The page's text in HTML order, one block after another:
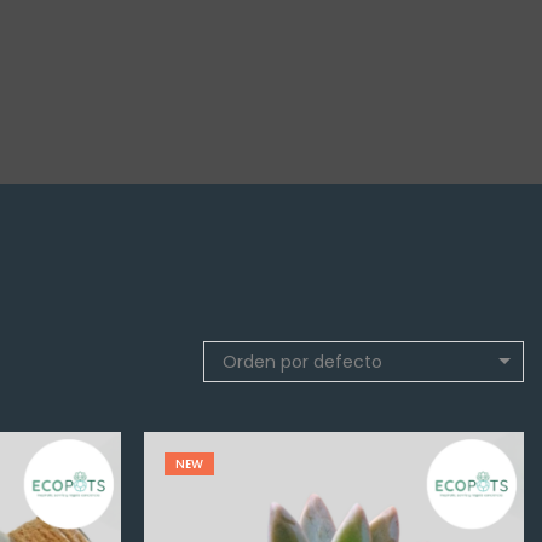
Orden por defecto
NEW